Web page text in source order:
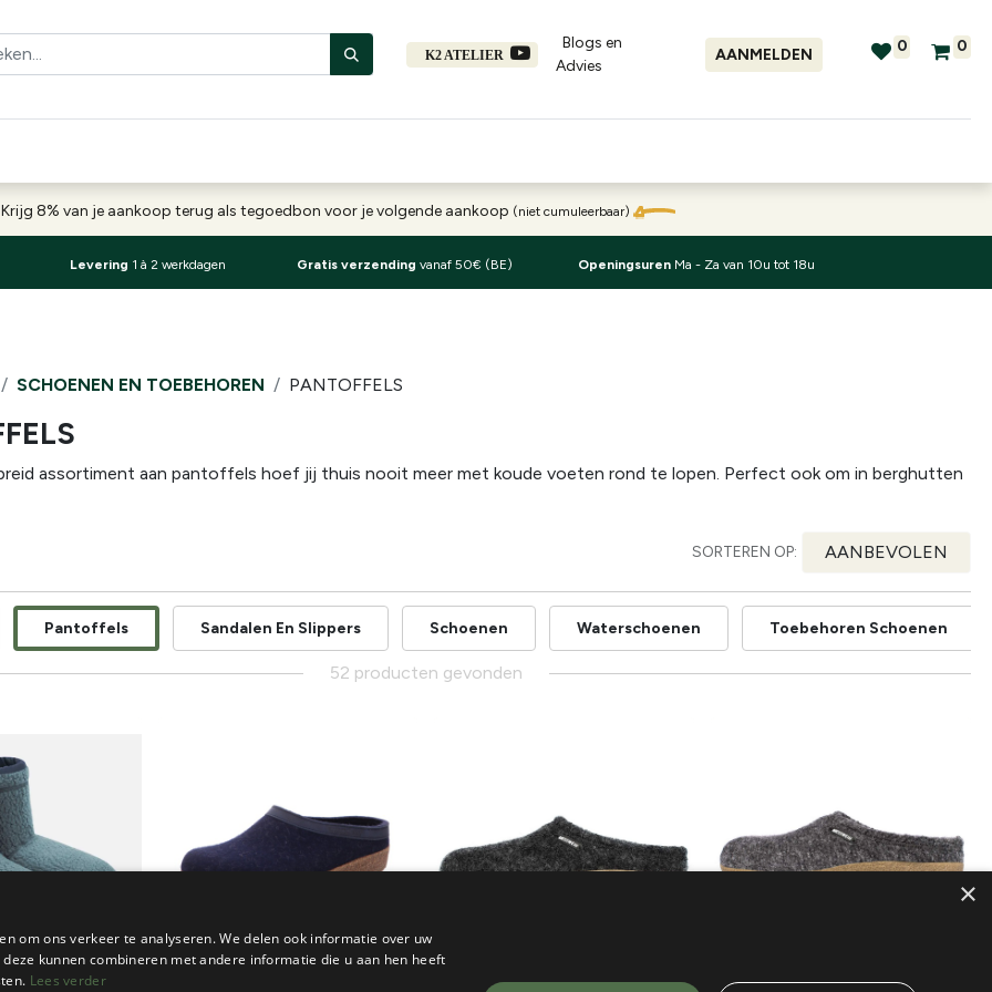
K2 ATELIER
Blogs en
Advies​
AANMELDEN 0 0
Krijg 8% van je aankoop terug als tegoedbon voor je volgende aankoop (niet cumuleerbaar)
Levering 1 à 2 werkdagen Gratis verzending vanaf 50€ (BE) Openingsuren Ma - Za van 10u tot 18u
SCHOENEN EN TOEBEHOREN PANTOFFELS
assortiment aan pantoffels hoef jij thuis nooit meer met koude voeten rond te lopen. Perfect ook om in berghutten
SORTEREN OP: AANBEVOLEN
Pantoffels Sandalen En Slippers Schoenen Waterschoenen Toebehoren Schoenen
52 producten gevonden
×
om ons verkeer te analyseren. We delen ook informatie over uw
kunnen combineren met andere informatie die u aan hen heeft
Lees verder